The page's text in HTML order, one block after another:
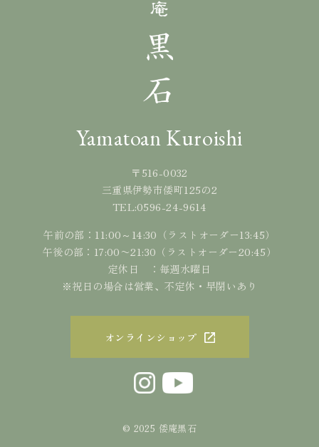
Yamatoan Kuroishi
〒516-0032
三重県伊勢市倭町125の2
TEL:0596-24-9614
午前の部：11:00～14:30（ラストオーダー13:45）
午後の部：17:00〜21:30（ラストオーダー20:45）
定休日 ：毎週水曜日
※祝日の場合は営業、不定休・早閉いあり
オンラインショップ
© 2025 倭庵黒石